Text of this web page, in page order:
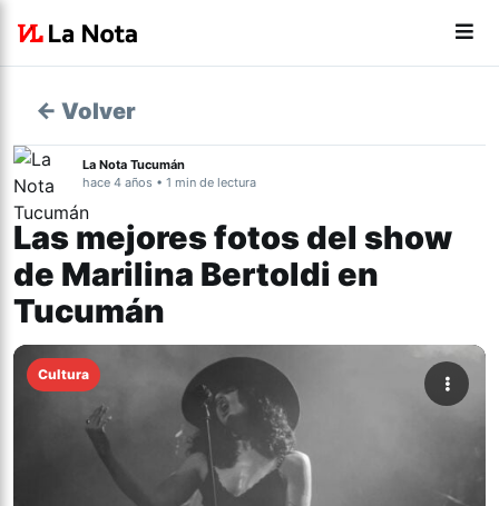
← Volver
La Nota Tucumán
hace 4 años • 1 min de lectura
Las mejores fotos del show
de Marilina Bertoldi en
Tucumán
Cultura